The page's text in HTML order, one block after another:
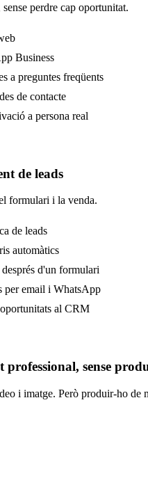
perdre cap oportunitat.
Business
a preguntes freqüents
de contacte
a persona real
de leads
formulari i la venda.
de leads
automàtics
d'un formulari
per email i WhatsApp
al CRM
sense
i imatge. Però produir-ho